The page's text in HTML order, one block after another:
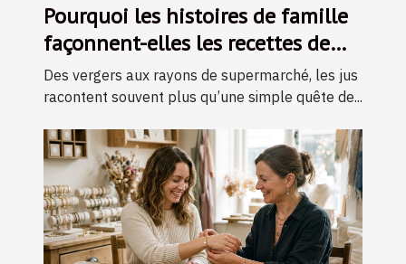
Pourquoi les histoires de famille
façonnent-elles les recettes de
jus ?
Des vergers aux rayons de supermarché, les jus
racontent souvent plus qu’une simple quête de...